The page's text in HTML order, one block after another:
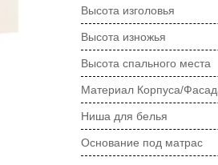
Высота изголовья
Высота изножья
Высота спального места
Материал Корпуса/
Ниша для белья
Основание под матрас